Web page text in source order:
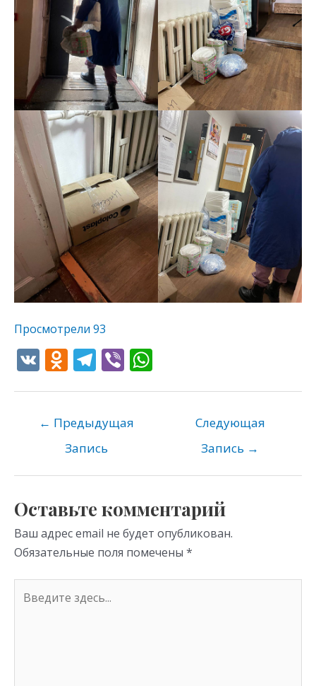
Просмотрели 93
V O
o
kl
as
ni
ki
T
gr
a
m
Vi
p
← Предыдущая
Запись
Следующая
Запись →
Оставьте комментарий
Ваш адрес email не будет опубликован.
Обязательные поля помечены *
здесь...